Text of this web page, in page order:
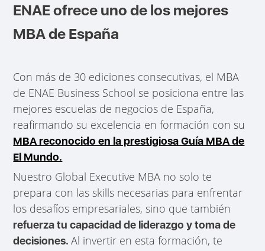
ENAE ofrece uno de los mejores
MBA de España
Con más de 30 ediciones consecutivas, el MBA
de ENAE Business School se posiciona entre las
mejores escuelas de negocios de España,
reafirmando su excelencia en formación con su
MBA reconocido en la prestigiosa Guía MBA de
El Mundo.
Nuestro Global Executive MBA no solo te
prepara con las skills necesarias para enfrentar
los desafíos empresariales, sino que también
refuerza tu capacidad de liderazgo y toma de
decisiones.Al invertir en esta formación, te